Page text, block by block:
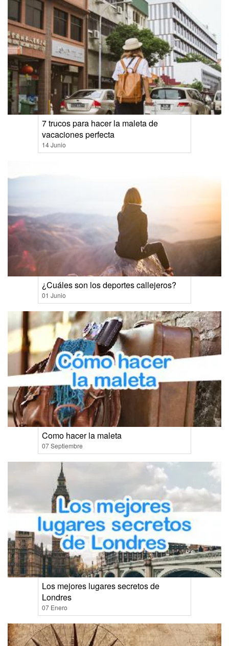
7 trucos para hacer la maleta de
vacaciones perfecta
14 Junio
¿Cuáles son los deportes callejeros?
01 Junio
Como hacer la maleta
07 Septiembre
Los mejores lugares secretos de
Londres
07 Enero